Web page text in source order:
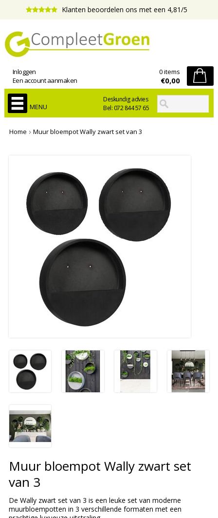
Klanten beoordelen ons met een 4,81/5
Deskundig advies
Bel: 072 844 57 65
Inloggen
Een account aanmaken
0 items
€0,00
MENU
Home Muur bloempot Wally zwart set van 3
Muur bloempot Wally zwart set
van 3
De Wally zwart set van 3 is een leuke set van moderne
muurbloempotten in 3 verschillende formaten met een